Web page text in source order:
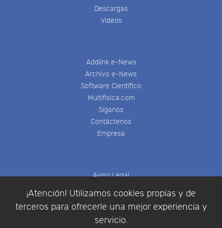
¡Atención! Utilizamos cookies propias y de
terceros para ofrecerle una mejor experiencia y
servicio.
Descargas
Videos
Addlink e-News
Archivo e-News
Software Científico
Multifisica.com
Síganos
Contáctenos
Empresa
Aviso Legal
Política de Privacidad
Condiciones de compra
Identificarse